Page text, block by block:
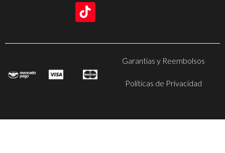
Garantias y Reembolsos
Politicas de Privacidad